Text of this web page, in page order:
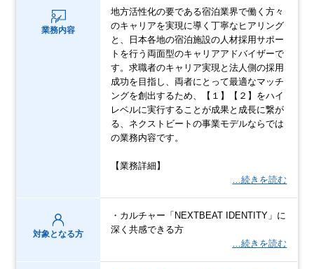
業務内容
地方活性化の要である宿泊業界で働く方々
のキャリアを実現に導く丁寧なヒアリング
と、日本各地の宿泊施設の人材採用サポー
トを行う両面型のキャリアアドバイザーで
す。求職者のキャリア実現と法人側の採用
成功を目指し、両者にとって最適なマッチ
ングを創出するため、【１】【２】をハイ
レベルに実行することが成果と成長に繋が
る、ネクストビートの事業モデルならでは
の業務内容です。
【業務詳細】
…続きを読む
対象となる方
・カルチャー「NEXTBEAT IDENTITY」に
深く共感できる方
…続きを読む